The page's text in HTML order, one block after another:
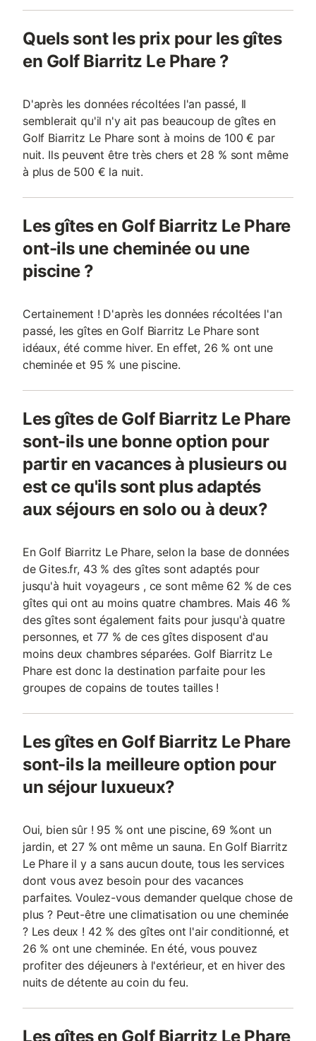
Quels sont les prix pour les gîtes
en Golf Biarritz Le Phare ?
D'après les données récoltées l'an passé, Il
semblerait qu'il n'y ait pas beaucoup de gîtes en
Golf Biarritz Le Phare sont à moins de 100 € par
nuit. Ils peuvent être très chers et 28 % sont même
à plus de 500 € la nuit.
Les gîtes en Golf Biarritz Le Phare
ont-ils une cheminée ou une
piscine ?
Certainement ! D'après les données récoltées l'an
passé, les gîtes en Golf Biarritz Le Phare sont
idéaux, été comme hiver. En effet, 26 % ont une
cheminée et 95 % une piscine.
Les gîtes de Golf Biarritz Le Phare
sont-ils une bonne option pour
partir en vacances à plusieurs ou
est ce qu'ils sont plus adaptés
aux séjours en solo ou à deux?
En Golf Biarritz Le Phare, selon la base de données
de Gites.fr, 43 % des gîtes sont adaptés pour
jusqu'à huit voyageurs , ce sont même 62 % de ces
gîtes qui ont au moins quatre chambres. Mais 46 %
des gîtes sont également faits pour jusqu'à quatre
personnes, et 77 % de ces gîtes disposent d'au
moins deux chambres séparées. Golf Biarritz Le
Phare est donc la destination parfaite pour les
groupes de copains de toutes tailles !
Les gîtes en Golf Biarritz Le Phare
sont-ils la meilleure option pour
un séjour luxueux?
Oui, bien sûr ! 95 % ont une piscine, 69 %ont un
jardin, et 27 % ont même un sauna. En Golf Biarritz
Le Phare il y a sans aucun doute, tous les services
dont vous avez besoin pour des vacances
parfaites. Voulez-vous demander quelque chose de
plus ? Peut-être une climatisation ou une cheminée
? Les deux ! 42 % des gîtes ont l'air conditionné, et
26 % ont une cheminée. En été, vous pouvez
profiter des déjeuners à l'extérieur, et en hiver des
nuits de détente au coin du feu.
Les gîtes en Golf Biarritz Le Phare